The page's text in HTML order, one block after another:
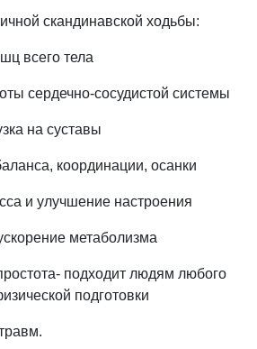
скандинавской ходьбы:
всего тела
сердечно-сосудистой системы
на суставы
координации, осанки
и улучшение настроения
метаболизма
подходит людям любого
подготовки